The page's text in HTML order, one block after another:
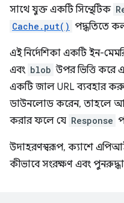
সাথে যুক্ত একটি সিন্থেটিক
Cache.put() পদ্ধতিতে
এই নির্দেশিকা একটি ইন-
এবং blob উপর ভিত্তি করে
একটি জাল URL ব্যবহার
ডাউনলোড করেন, তাহলে
করার ফলে যে Response
উদাহরণস্বরূপ, ক্যাশে
কীভাবে সংরক্ষণ এবং